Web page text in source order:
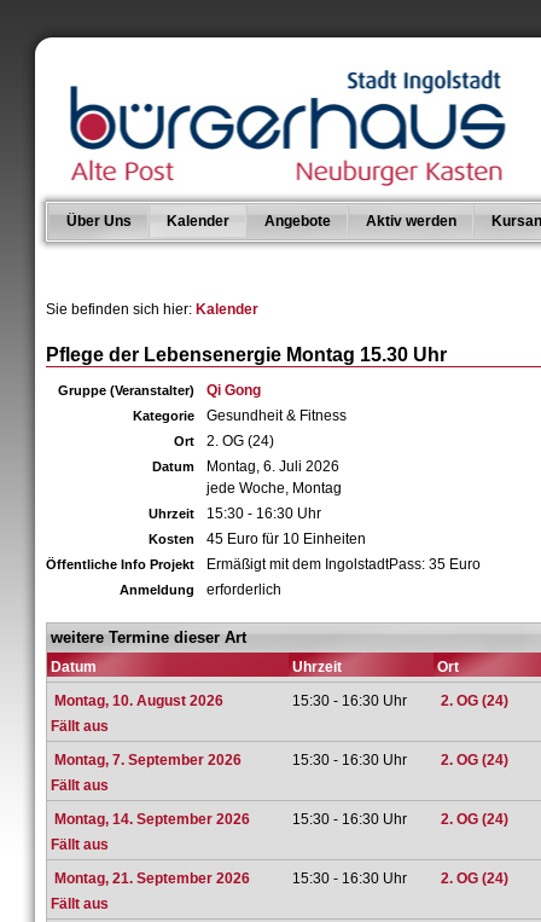
Über Uns Kalender Angebote Aktiv werden
Sie befinden sich hier: Kalender
Pflege der Lebensenergie Montag 15.30 Uhr
Gruppe (Veranstalter) Qi Gong
Kategorie Gesundheit & Fitness
Ort 2. OG (24)
Datum
Montag, 6. Juli 2026
jede Woche, Montag
Uhrzeit 15:30 - 16:30 Uhr
Kosten 45 Euro für 10 Einheiten
Öffentliche Info Projekt Ermäßigt mit dem IngolstadtPass: 35 Euro
Anmeldung erforderlich
weitere Termine dieser Art
Datum Uhrzeit
Ort
Montag, 10. August 2026
Fällt aus
15:30 - 16:30 Uhr 2. OG (24)
Montag, 7. September 2026
Fällt aus
15:30 - 16:30 Uhr 2. OG (24)
Montag, 14. September 2026
Fällt aus
15:30 - 16:30 Uhr 2. OG (24)
Montag, 21. September 2026
Fällt aus
15:30 - 16:30 Uhr 2. OG (24)